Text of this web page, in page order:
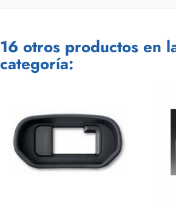
16 otros productos en
categoría: